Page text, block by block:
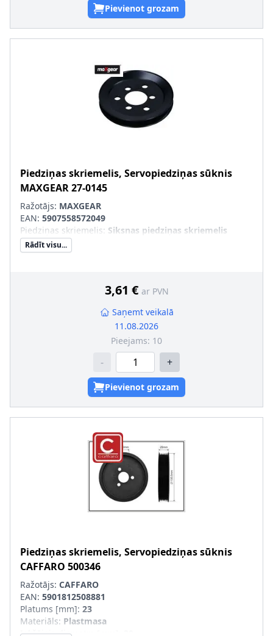
Pievienot grozam
Piedziņas skriemelis, Servopiedziņas sūknis
MAXGEAR27-0145
Ražotājs: MAXGEAR
EAN: 5907558572049
Piedziņas skriemelis: Siksnas piedziņas skriemelis
Rādīt visu...
3,61 € ar PVN
Saņemt veikalā
11.08.2026
Pieejams: 10
- +
Pievienot grozam
Piedziņas skriemelis, Servopiedziņas sūknis
CAFFARO 500346
Ražotājs: CAFFARO
EAN: 5901812508881
Platums [mm]: 23
Materiāls: Plastmasa
Iekšējais diametrs [mm]